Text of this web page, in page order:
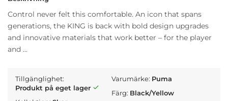
Control never felt this comfortable. An icon that spans
generations, the KING is back with bold design upgrades
and innovative materials that work better – for the player
and ...
Tillgänglighet:
Produkt på eget lager
Varumärke: Puma
Färg: Black/Yellow